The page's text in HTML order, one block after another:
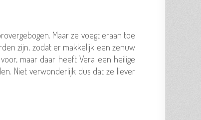
Maar ze voegt eraan toe
zijn, zodat er makkelijk een zenuw
maar daar heeft Vera een heilige
Niet verwonderlijk dus dat ze liever